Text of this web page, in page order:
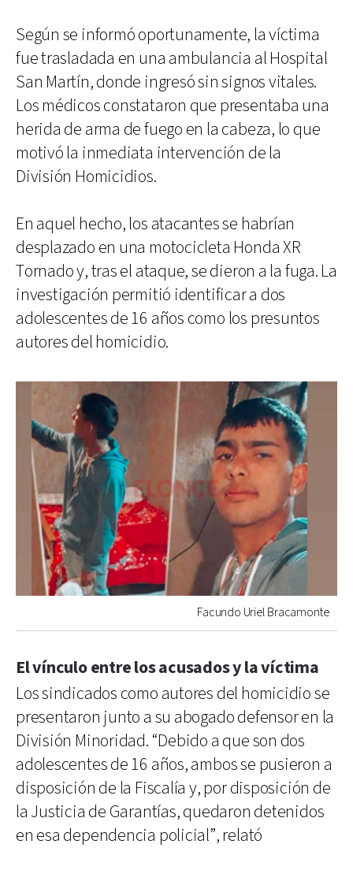
Según se informó oportunamente, la víctima
fue trasladada en una ambulancia al Hospital
San Martín, donde ingresó sin signos vitales.
Los médicos constataron que presentaba una
herida de arma de fuego en la cabeza, lo que
motivó la inmediata intervención de la
División Homicidios.
En aquel hecho, los atacantes se habrían
desplazado en una motocicleta Honda XR
Tornado y, tras el ataque, se dieron a la fuga. La
investigación permitió identificar a dos
adolescentes de 16 años como los presuntos
autores del homicidio.
Facundo Uriel Bracamonte
El vínculo entre los acusados y la víctima
Los sindicados como autores del homicidio se
presentaron junto a su abogado defensor en la
División Minoridad. “Debido a que son dos
adolescentes de 16 años, ambos se pusieron a
disposición de la Fiscalía y, por disposición de
la Justicia de Garantías, quedaron detenidos
en esa dependencia policial”, relató